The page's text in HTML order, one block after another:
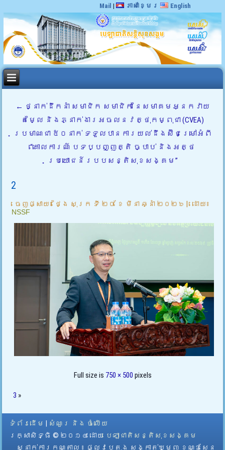
Mail | ភាសាខ្មែរ English
← ថ្នាក់ដឹកនាំ សមាជិក សមាជិកា នៃសមាគមអ្នកវាយ
តម្លៃ និងភ្នាក់ងារអចលនវត្ថុកម្ពុជា (CVEA)
ប្រមាណជា ៥០នាក់ ទទួលបានការយល់ដឹងស៊ីជម្រៅអំពី
“គោលការណ៍ បទប្បញ្ញត្តិ ច្បាប់ និងអត្ថ
ប្រយោជន៍របបសន្តិសុខសង្គម”
2
ចេញផ្សាយ៖ ថ្ងៃ សុក្រ ទី ២០ ខែ មីនា ឆ្នាំ ២០២៦ | ដោយ៖
NSSF
Full size is 750 × 500 pixels
3 »
ទំព័រដើម
សំណួរ និង ចំលើយ
រក្សាសិទ្ធិ © ២០១៤ ដោយ​ បេឡាជាតិសន្តិសុខសង្គម
ស្នាក់ការកណ្តាល ៖ ផ្លូវបេតុង សង្កាត់ឃ្មួញ ខណ្ឌសែន